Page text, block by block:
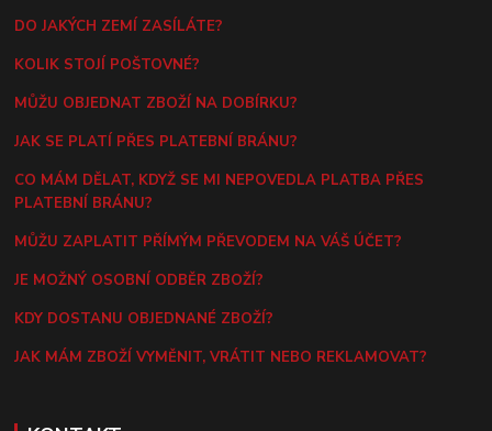
DO JAKÝCH ZEMÍ ZASÍLÁTE?
KOLIK STOJÍ POŠTOVNÉ?
MŮŽU OBJEDNAT ZBOŽÍ NA DOBÍRKU?
JAK SE PLATÍ PŘES PLATEBNÍ BRÁNU?
CO MÁM DĚLAT, KDYŽ SE MI NEPOVEDLA PLATBA PŘES
PLATEBNÍ BRÁNU?
MŮŽU ZAPLATIT PŘÍMÝM PŘEVODEM NA VÁŠ ÚČET?
JE MOŽNÝ OSOBNÍ ODBĚR ZBOŽÍ?
KDY DOSTANU OBJEDNANÉ ZBOŽÍ?
JAK MÁM ZBOŽÍ VYMĚNIT, VRÁTIT NEBO REKLAMOVAT?